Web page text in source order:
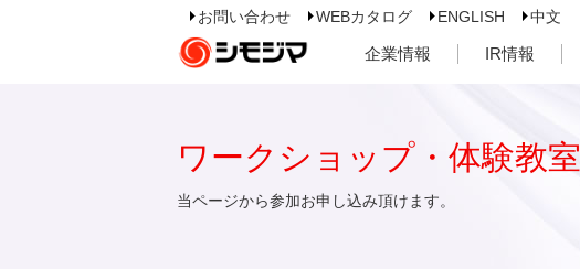
お問い合わせ WEBカタログ ENGLISH 中文
企業情報 IR情報
ワークショップ・体験教室
当ページから参加お申し込み頂けます。